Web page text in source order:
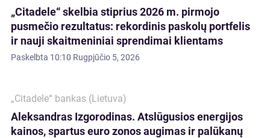
„Citadele“ skelbia stiprius 2026 m. pirmojo
pusmečio rezultatus: rekordinis paskolų portfelis
ir nauji skaitmeniniai sprendimai klientams
Paskelbta 10:10 Rugpjūčio 5, 2026
„Citadele“ bankas (Lietuva)
Aleksandras Izgorodinas. Atslūgusios energijos
kainos, spartus euro zonos augimas ir palūkanų